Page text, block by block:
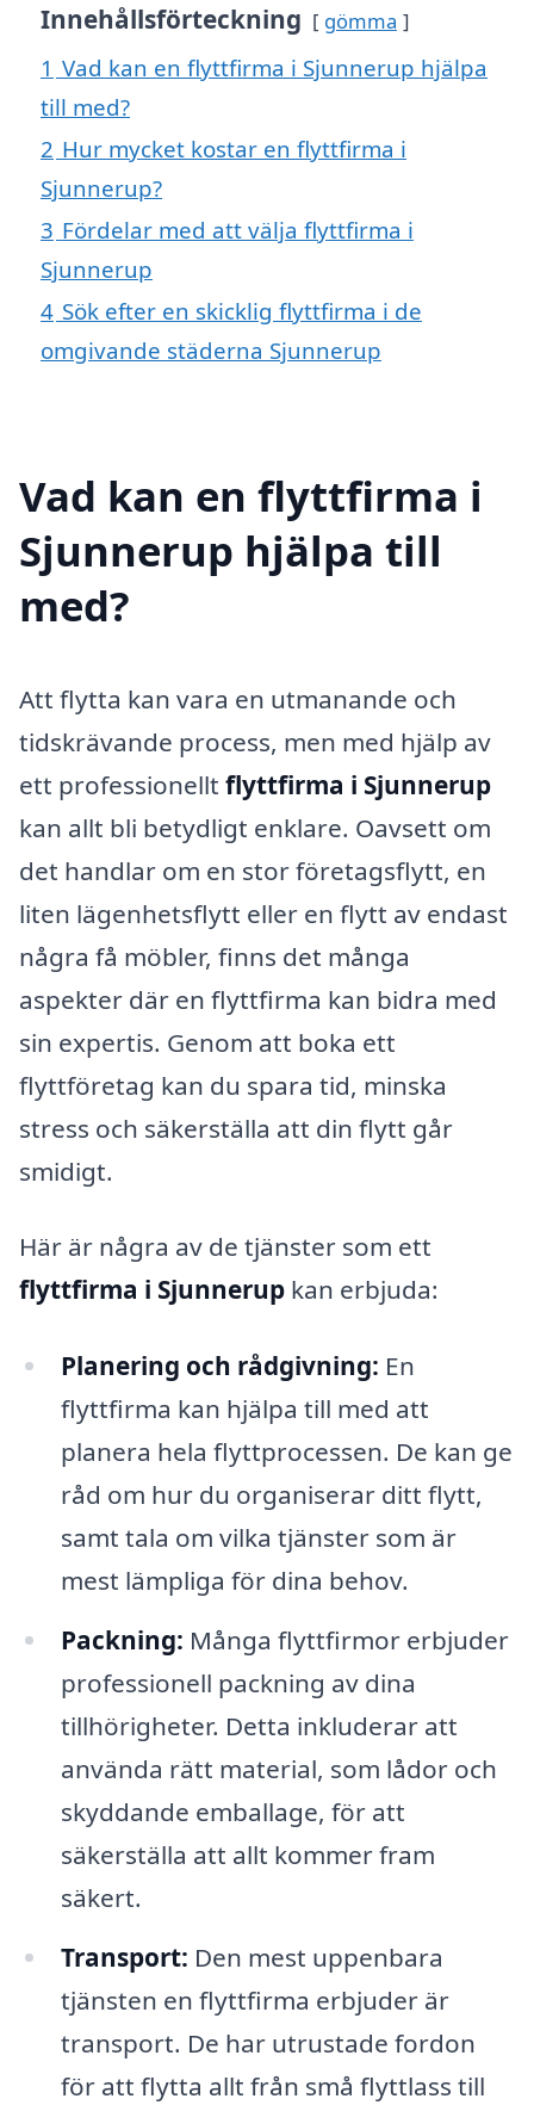
Innehållsförteckning gömma
1 Vad kan en flyttfirma i Sjunnerup hjälpa
till med?
2 Hur mycket kostar en flyttfirma i
Sjunnerup?
3 Fördelar med att välja flyttfirma i
Sjunnerup
4 Sök efter en skicklig flyttfirma i de
omgivande städerna Sjunnerup
Vad kan en flyttfirma i
Sjunnerup hjälpa till
med?
Att flytta kan vara en utmanande och
tidskrävande process, men med hjälp av
ett professionellt flyttfirma i Sjunnerup
kan allt bli betydligt enklare. Oavsett om
det handlar om en stor företagsflytt, en
liten lägenhetsflytt eller en flytt av endast
några få möbler, finns det många
aspekter där en flyttfirma kan bidra med
sin expertis. Genom att boka ett
flyttföretag kan du spara tid, minska
stress och säkerställa att din flytt går
smidigt.
Här är några av de tjänster som ett
flyttfirma i Sjunnerup kan erbjuda:
Planering och rådgivning: En
flyttfirma kan hjälpa till med att
planera hela flyttprocessen. De kan ge
råd om hur du organiserar ditt flytt,
samt tala om vilka tjänster som är
mest lämpliga för dina behov.
Packning: Många flyttfirmor erbjuder
professionell packning av dina
tillhörigheter. Detta inkluderar att
använda rätt material, som lådor och
skyddande emballage, för att
säkerställa att allt kommer fram
säkert.
Transport: Den mest uppenbara
tjänsten en flyttfirma erbjuder är
transport. De har utrustade fordon
för att flytta allt från små flyttlass till